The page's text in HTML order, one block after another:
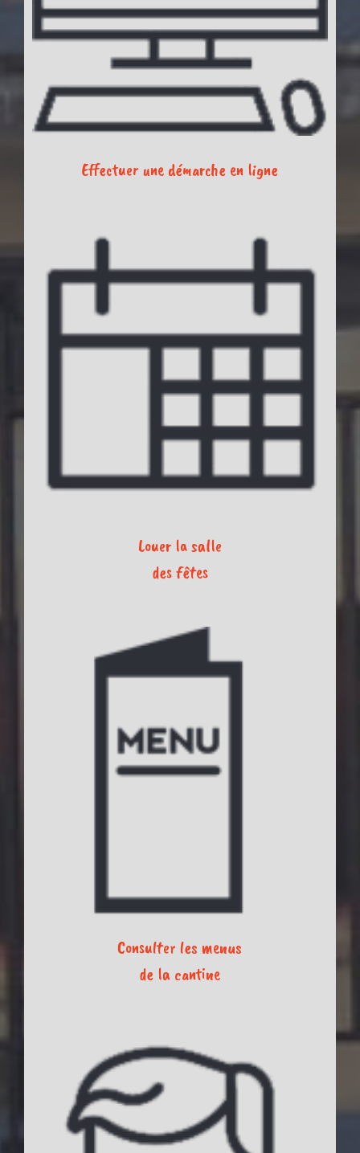
Effectuer une démarche en ligne
Louer la salle
des fêtes
Consulter les menus
de la cantine